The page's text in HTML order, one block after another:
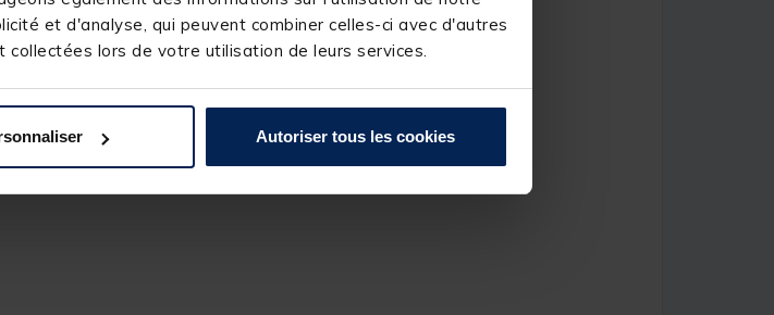
et d'analyse, qui peuvent combiner celles-ci avec d'autres
lors de votre utilisation de leurs services.
Autoriser tous les cookies